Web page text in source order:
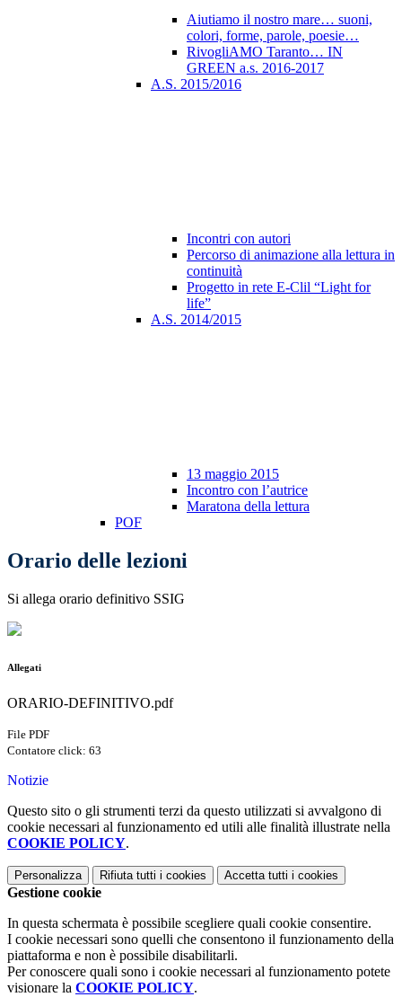
Aiutiamo il nostro mare… suoni,
colori, forme, parole, poesie…
RivogliAMO Taranto… IN
GREEN a.s. 2016-2017
A.S. 2015/2016
Incontri con autori
Percorso di animazione alla lettura in
continuità
Progetto in rete E-Clil “Light for
life”
A.S. 2014/2015
13 maggio 2015
Incontro con l’autrice
Maratona della lettura
POF
Orario delle lezioni
Si allega orario definitivo SSIG
Allegati
ORARIO-DEFINITIVO.pdf
File PDF
Contatore click: 63
Notizie
Questo sito o gli strumenti terzi da questo utilizzati si avvalgono di
cookie necessari al funzionamento ed utili alle finalità illustrate nella
COOKIE POLICY.
Personalizza Rifiuta tutti i cookies Accetta tutti i cookies
Gestione cookie
In questa schermata è possibile scegliere quali cookie consentire.
I cookie necessari sono quelli che consentono il funzionamento della
piattaforma e non è possibile disabilitarli.
Per conoscere quali sono i cookie necessari al funzionamento potete
visionare la COOKIE POLICY.